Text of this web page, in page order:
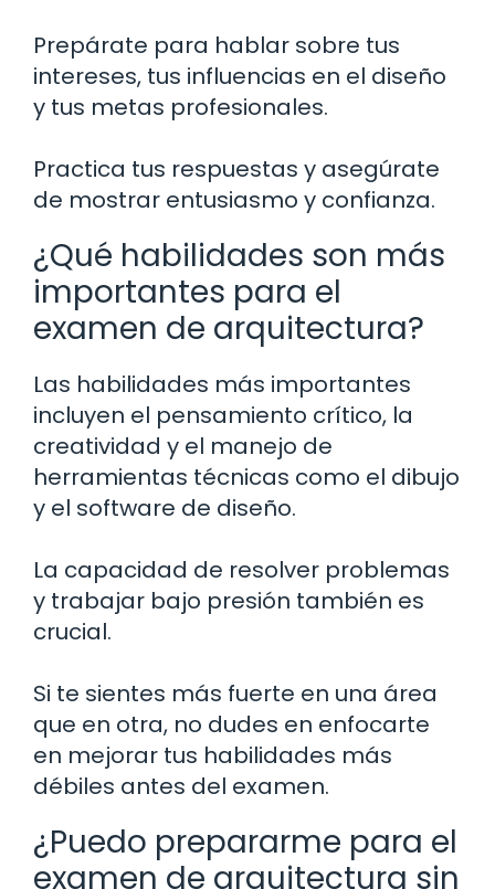
Prepárate para hablar sobre tus
intereses, tus influencias en el diseño
y tus metas profesionales.
Practica tus respuestas y asegúrate
de mostrar entusiasmo y confianza.
¿Qué habilidades son más
importantes para el
examen de arquitectura?
Las habilidades más importantes
incluyen el pensamiento crítico, la
creatividad y el manejo de
herramientas técnicas como el dibujo
y el software de diseño.
La capacidad de resolver problemas
y trabajar bajo presión también es
crucial.
Si te sientes más fuerte en una área
que en otra, no dudes en enfocarte
en mejorar tus habilidades más
débiles antes del examen.
¿Puedo prepararme para el
examen de arquitectura sin